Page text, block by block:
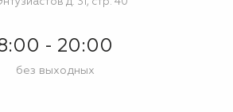
- 20:00
без выходных